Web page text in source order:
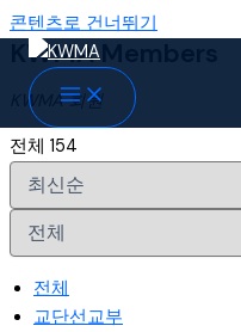
콘텐츠로 건너뛰기
KWMA Members
KWMA 회원
전체 154
전체
교단선교부